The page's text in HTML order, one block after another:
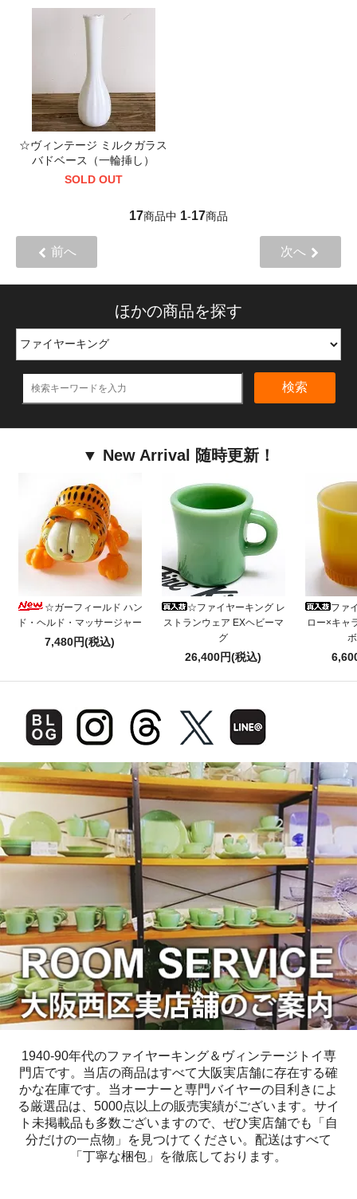
☆ヴィンテージ ミルクガラス
バドベース（一輪挿し）
SOLD OUT
17商品中 1-17商品
前へ 次へ
ほかの商品を探す
検索
▼ New Arrival 随時更新！
☆ガーフィールド ハン
ド・ヘルド・マッサージャー
7,480円(税込)
☆ファイヤーキング レ
ストランウェア EXヘビーマ
グ
26,400円(税込)
ファ
ロー×キャ
1940-90年代のファイヤーキング＆ヴィンテージトイ専
門店です。当店の商品はすべて大阪実店舗に存在する確
かな在庫です。当オーナーと専門バイヤーの目利きによ
る厳選品は、5000点以上の販売実績がございます。サイ
ト未掲載品も多数ございますので、ぜひ実店舗でも「自
分だけの一点物」を見つけてください。配送はすべて
「丁寧な梱包」を徹底しております。